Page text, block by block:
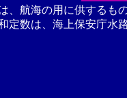
、航海の用に供するも
定数は、海上保安庁水